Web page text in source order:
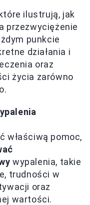
ilustrują, jak
przezwyciężenie
punkcie
działania i
oraz
życia zarówno
właściwą pomoc,
wypalenia, takie
trudności w
oraz
wartości.